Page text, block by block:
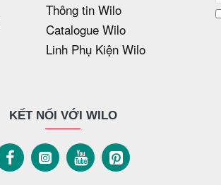
Thông tin Wilo
Catalogue Wilo
Linh Phụ Kiện Wilo
KẾT NỐI VỚI WILO